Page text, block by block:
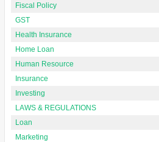
Fiscal Policy
GST
Health Insurance
Home Loan
Human Resource
Insurance
Investing
LAWS & REGULATIONS
Loan
Marketing